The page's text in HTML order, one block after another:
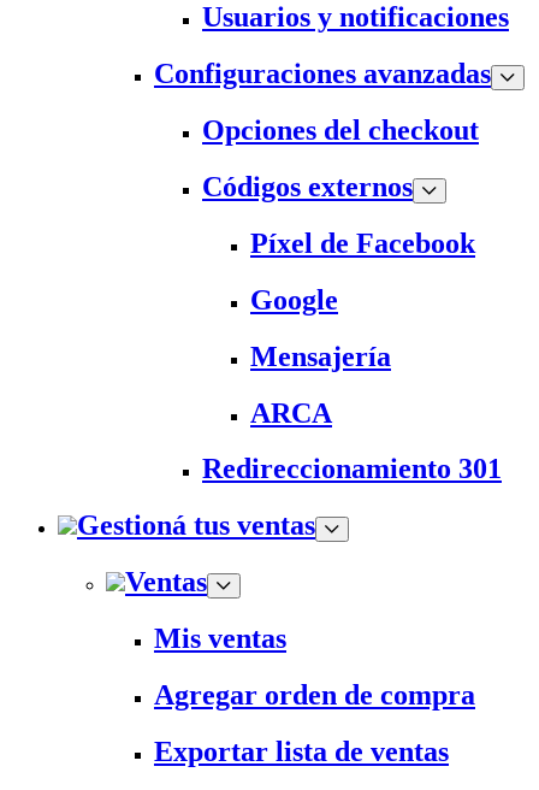
Usuarios y notificaciones
Configuraciones avanzadas
Opciones del checkout
Códigos externos
Píxel de Facebook
Google
Mensajería
ARCA
Redireccionamiento 301
Gestioná tus ventas
Ventas
Mis ventas
Agregar orden de compra
Exportar lista de ventas